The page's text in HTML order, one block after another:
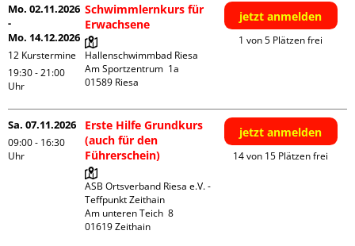
Mo. 02.11.2026
-
Mo. 14.12.2026
12 Kurstermine
19:30 - 21:00
Uhr
Schwimmlernkurs für
Erwachsene
Hallenschwimmbad Riesa
Am Sportzentrum  1a
jetzt anmelden
1 von 5 Plätzen frei
Sa. 07.11.2026
09:00 - 16:30
Uhr
Erste Hilfe Grundkurs
(auch für den
Führerschein)
ASB Ortsverband Riesa e.V. -
Teffpunkt Zeithain
Am unteren Teich  8
jetzt anmelden
14 von 15 Plätzen frei